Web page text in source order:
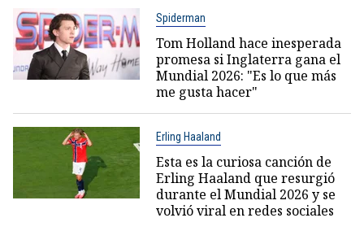
Spiderman
Tom Holland hace inesperada
promesa si Inglaterra gana el
Mundial 2026: "Es lo que más
me gusta hacer"
Erling Haaland
Esta es la curiosa canción de
Erling Haaland que resurgió
durante el Mundial 2026 y se
volvió viral en redes sociales